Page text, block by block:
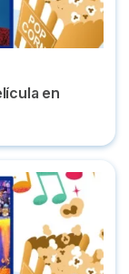
en
castellano online